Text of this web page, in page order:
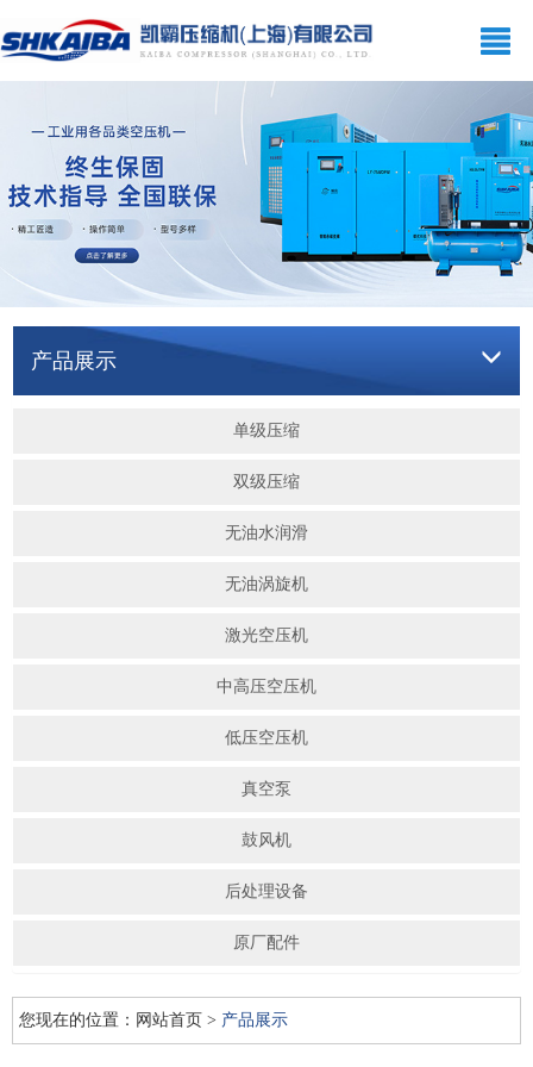
关于我们
空压机系列
产品展示
联系我们
产品展示
单级压缩
双级压缩
无油水润滑
无油涡旋机
激光空压机
中高压空压机
低压空压机
真空泵
鼓风机
后处理设备
原厂配件
您现在的位置： 网站首页 > 产品展示